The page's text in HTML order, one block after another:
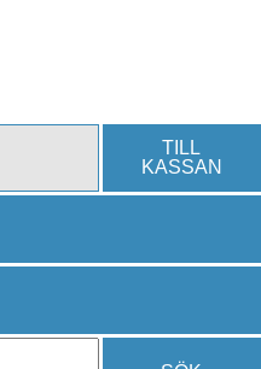
TILL
KASSAN